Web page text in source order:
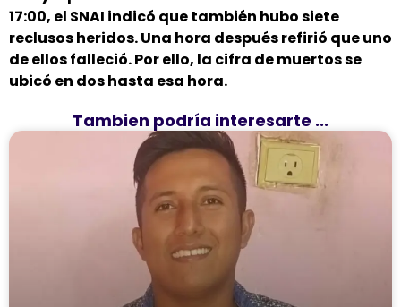
17:00, el SNAI indicó que también hubo siete
reclusos heridos. Una hora después refirió que uno
de ellos falleció. Por ello, la cifra de muertos se
ubicó en dos hasta esa hora.
Tambien podría interesarte ...